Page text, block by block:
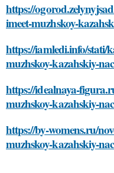
https://
imeet-muzhskoy-
https://iamledi.info/stati/
muzhskoy-kazahskiy-
https://idealnaya-
muzhskoy-kazahskiy-
https://by-womens.ru/
muzhskoy-kazahskiy-